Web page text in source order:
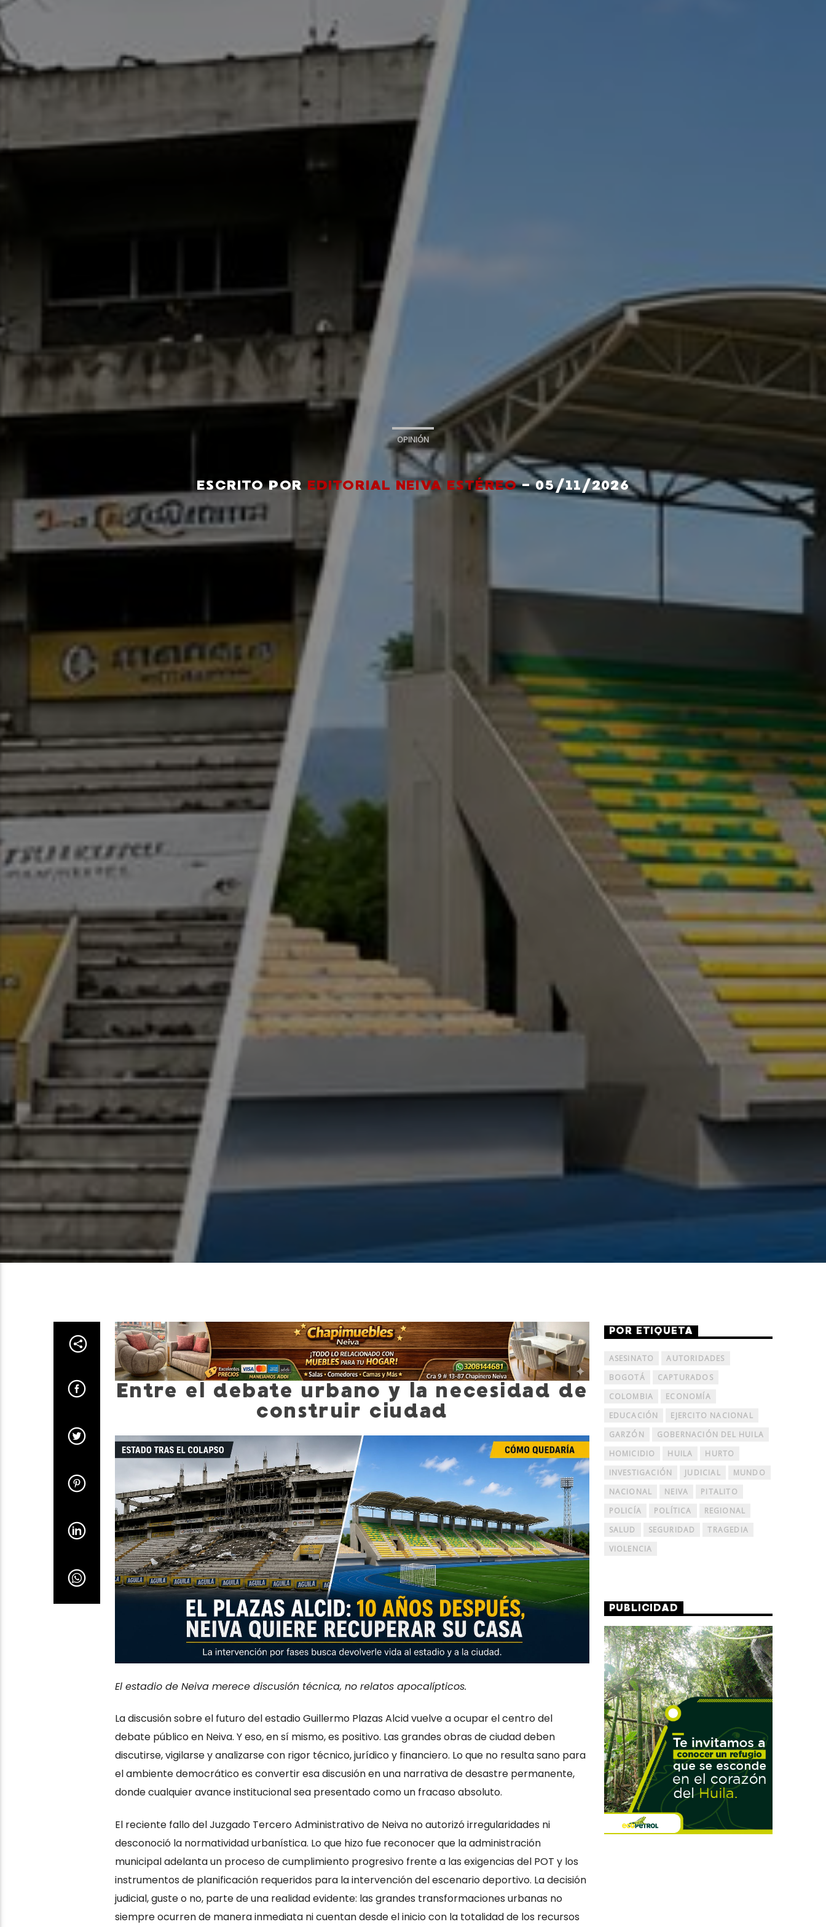
OPINIÓN
ESCRITO POR EDITORIAL NEIVA ESTÉREO- 05/11/2026
Entre el debate urbano y la necesidad de
construir ciudad
El estadio de Neiva merece discusión técnica, no relatos apocalípticos.
La discusión sobre el futuro del estadio Guillermo Plazas Alcid vuelve a ocupar el centro del
debate público en Neiva. Y eso, en sí mismo, es positivo. Las grandes obras de ciudad deben
discutirse, vigilarse y analizarse con rigor técnico, jurídico y financiero. Lo que no resulta sano para
el ambiente democrático es convertir esa discusión en una narrativa de desastre permanente,
donde cualquier avance institucional sea presentado como un fracaso absoluto.
El reciente fallo del Juzgado Tercero Administrativo de Neiva no autorizó irregularidades ni
desconoció la normatividad urbanística. Lo que hizo fue reconocer que la administración
municipal adelanta un proceso de cumplimiento progresivo frente a las exigencias del POT y los
instrumentos de planificación requeridos para la intervención del escenario deportivo. La decisión
judicial, guste o no, parte de una realidad evidente: las grandes transformaciones urbanas no
siempre ocurren de manera inmediata ni cuentan desde el inicio con la totalidad de los recursos
POR ETIQUETA
ASESINATO
AUTORIDADES
BOGOTÁ
CAPTURADOS
COLOMBIA
ECONOMÍA
EDUCACIÓN
EJERCITO NACIONAL
GARZÓN
GOBERNACIÓN DEL HUILA
HOMICIDIO
HUILA
HURTO
INVESTIGACIÓN
JUDICIAL
MUNDO
NACIONAL
NEIVA
PITALITO
POLICÍA
POLÍTICA
REGIONAL
SALUD
SEGURIDAD
TRAGEDIA
VIOLENCIA
PUBLICIDAD